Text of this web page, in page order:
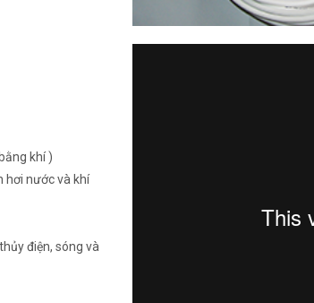
khí )
hơi nước và khí
điện, sóng và